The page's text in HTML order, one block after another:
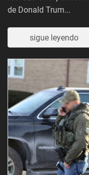
de Donald Trum...
sigue leyendo